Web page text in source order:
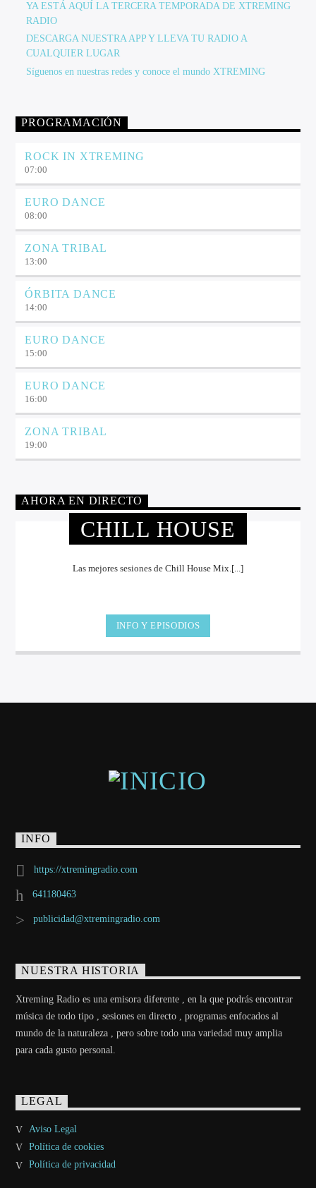
YA ESTÁ AQUÍ LA TERCERA TEMPORADA DE XTREMING
RADIO
DESCARGA NUESTRA APP Y LLEVA TU RADIO A
CUALQUIER LUGAR
Síguenos en nuestras redes y conoce el mundo XTREMING
PROGRAMACIÓN
ROCK IN XTREMING
07:00
EURO DANCE
08:00
ZONA TRIBAL
13:00
ÓRBITA DANCE
14:00
EURO DANCE
15:00
EURO DANCE
16:00
ZONA TRIBAL
19:00
AHORA EN DIRECTO
CHILL HOUSE
Las mejores sesiones de Chill House Mix.[...]
INFO Y EPISODIOS
INFO
https://xtremingradio.com
641180463
publicidad@xtremingradio.com
NUESTRA HISTORIA
Xtreming Radio es una emisora diferente , en la que podrás encontrar
música de todo tipo , sesiones en directo , programas enfocados al
mundo de la naturaleza , pero sobre todo una variedad muy amplia
para cada gusto personal.
LEGAL
Aviso Legal
Política de cookies
Política de privacidad